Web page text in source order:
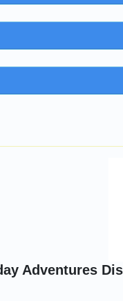
Adventures